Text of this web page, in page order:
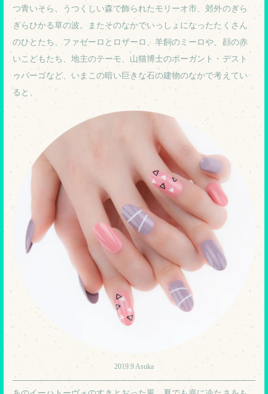
つ青いそら、うつくしい森で飾られたモリーオ市、郊外のぎら
ぎらひかる草の波。またそのなかでいっしょになったたくさん
のひとたち、ファゼーロとロザーロ、羊飼のミーロや、顔の赤
いこどもたち、地主のテーモ、山猫博士のボーガント・デスト
ゥパーゴなど、いまこの暗い巨きな石の建物のなかで考えてい
ると、
2019.9 Asuka